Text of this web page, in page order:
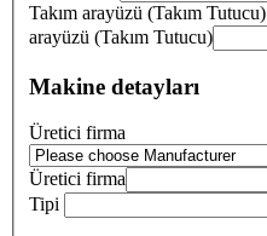
Takım arayüzü (Takım Tutucu)
arayüzü (Takım Tutucu)
Makine detayları
Üretici firma
Üretici firma
Tipi